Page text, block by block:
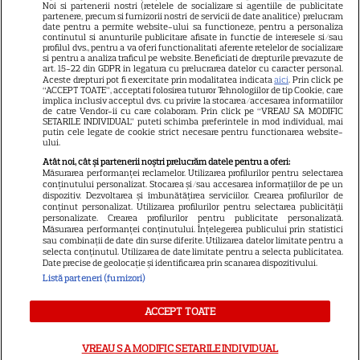
Avantaje
Elle
Unica
Retete practice
URMĂREȘTE-NE PE
Copyright2026 Ringier Romania – Toate Drepturile rezervate
Jocurile de noroc sunt interzise minorilor.
Noi si partenerii nostri (retelele de socializare si agentiile de publicitate
partenere, precum si furnizorii nostri de servicii de date analitice) prelucram
date pentru a permite website-ului sa functioneze, pentru a personaliza
continutul si anunturile publicitare afisate in functie de interesele si/sau
profilul dvs., pentru a va oferi functionalitati aferente retelelor de socializare
si pentru a analiza traficul pe website. Beneficiati de drepturile prevazute de
art. 15-22 din GDPR in legatura cu prelucrarea datelor cu caracter personal.
Aceste drepturi pot fi exercitate prin modalitatea indicataaici. Prin click pe
“ACCEPT TOATE”, acceptati folosirea tuturor Tehnologiilor de tip Cookie, care
implica inclusiv acceptul dvs. cu privire la stocarea/accesarea informatiilor
de catre Vendor-ii cu care colaboram. Prin click pe “VREAU SA MODIFIC
SETARILE INDIVIDUAL” puteti schimba preferintele in mod individual, mai
putin cele legate de cookie strict necesare pentru functionarea website-
ului.
Atât noi, cât și partenerii noștri prelucrăm datele pentru a oferi:
Măsurarea performanței reclamelor. Utilizarea profilurilor pentru selectarea
conținutului personalizat. Stocarea și/sau accesarea informațiilor de pe un
dispozitiv. Dezvoltarea și îmbunătățirea serviciilor. Crearea profilurilor de
conținut personalizat. Utilizarea profilurilor pentru selectarea publicității
personalizate. Crearea profilurilor pentru publicitate personalizată.
Măsurarea performanței conținutului. Înțelegerea publicului prin statistici
sau combinații de date din surse diferite. Utilizarea datelor limitate pentru a
selecta conținutul. Utilizarea de date limitate pentru a selecta publicitatea.
Date precise de geolocație și identificarea prin scanarea dispozitivului.
Listă parteneri (furnizori)
ACCEPT TOATE
VREAU SA MODIFIC SETARILE INDIVIDUAL